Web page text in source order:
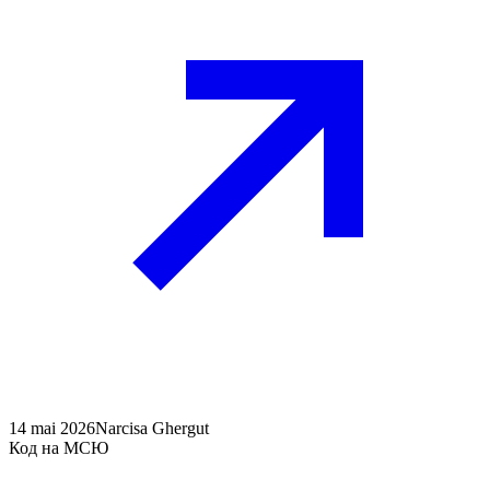
14 mai 2026Narcisa Ghergut
Код на МСЮ